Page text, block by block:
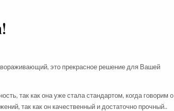
это прекрасное решение для Вашей
так как она уже стала стандартом, когда говорим о
так как он качественный и достаточно прочный..